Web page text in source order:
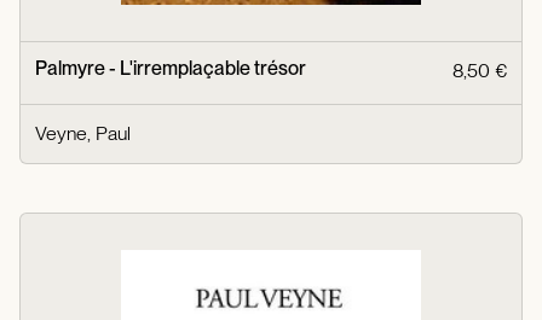
Palmyre - L'irremplaçable trésor 8,50 €
Veyne, Paul